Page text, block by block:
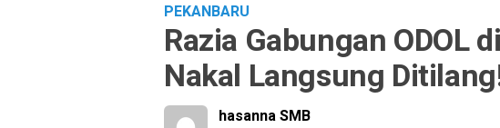
PEKANBARU
Razia Gabungan ODOL
Nakal Langsung
hasanna SMB